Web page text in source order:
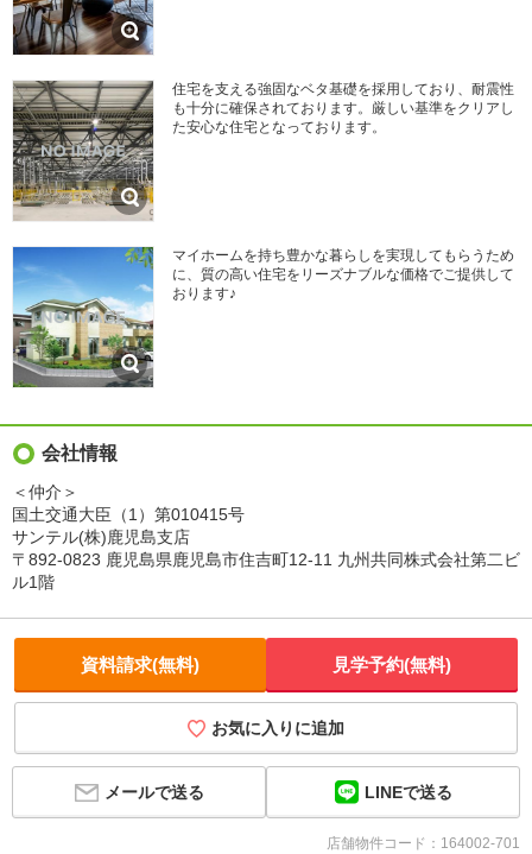
住宅を支える強固なベタ基礎を採用しており、耐震性
も十分に確保されております。厳しい基準をクリアし
た安心な住宅となっております。
マイホームを持ち豊かな暮らしを実現してもらうため
に、質の高い住宅をリーズナブルな価格でご提供して
おります♪
会社情報
＜仲介＞
国土交通大臣（1）第010415号
サンテル(株)鹿児島支店
〒892-0823 鹿児島県鹿児島市住吉町12-11 九州共同株式会社第二ビ
ル1階
資料請求(無料) 見学予約(無料)
お気に入りに追加
メールで送る LINEで送る
店舗物件コード：164002-701